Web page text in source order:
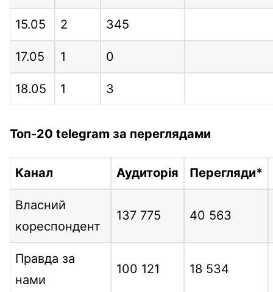
15.05 2 345
17.05 1 0
18.05 1 3
Топ-20 telegram за переглядами
Канал Аудиторія Перегляди*
Власний
кореспондент
137 775 40 563
Правда за
нами
100 121 18 534